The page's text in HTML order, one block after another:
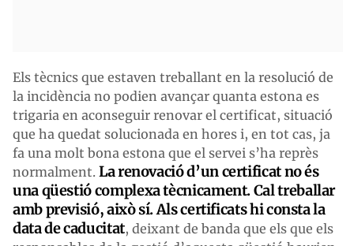
Els tècnics que estaven treballant en la resolució de
la incidència no podien avançar quanta estona es
trigaria en aconseguir renovar el certificat, situació
que ha quedat solucionada en hores i, en tot cas, ja
fa una molt bona estona que el servei s’ha reprès
normalment. La renovació d’un certificat no és
una qüestió complexa tècnicament. Cal treballar
amb previsió, això sí. Als certificats hi consta la
data de caducitat, deixant de banda que els que els